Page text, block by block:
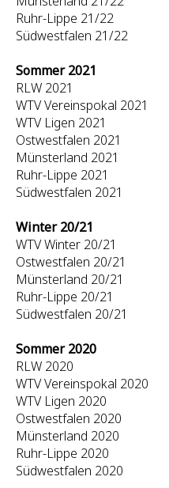
Ruhr-Lippe 21/22
Südwestfalen 21/22
Sommer 2021
RLW 2021
WTV Vereinspokal 2021
WTV Ligen 2021
Ostwestfalen 2021
Münsterland 2021
Ruhr-Lippe 2021
Südwestfalen 2021
Winter 20/21
WTV Winter 20/21
Ostwestfalen 20/21
Münsterland 20/21
Ruhr-Lippe 20/21
Südwestfalen 20/21
Sommer 2020
RLW 2020
WTV Vereinspokal 2020
WTV Ligen 2020
Ostwestfalen 2020
Münsterland 2020
Ruhr-Lippe 2020
Südwestfalen 2020